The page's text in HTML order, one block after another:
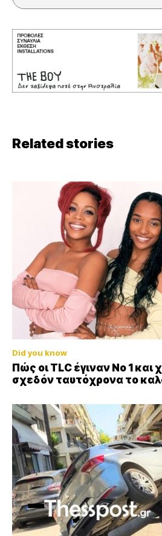
Related stories
Did you know
Πώς οι TLC έγιναν Νο 1
σχεδόν ταυτόχρονα το